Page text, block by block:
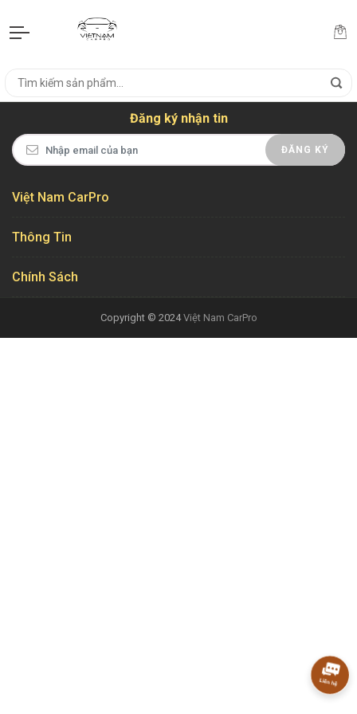
Đăng ký nhận tin
ĐĂNG KÝ
Việt Nam CarPro
Thông Tin
Chính Sách
Copyright © 2024Việt Nam CarPro